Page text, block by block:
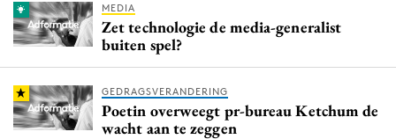
MEDIA
Zet technologie de media-generalist
buiten spel?
GEDRAGSVERANDERING
Poetin overweegt pr-bureau Ketchum de
wacht aan te zeggen